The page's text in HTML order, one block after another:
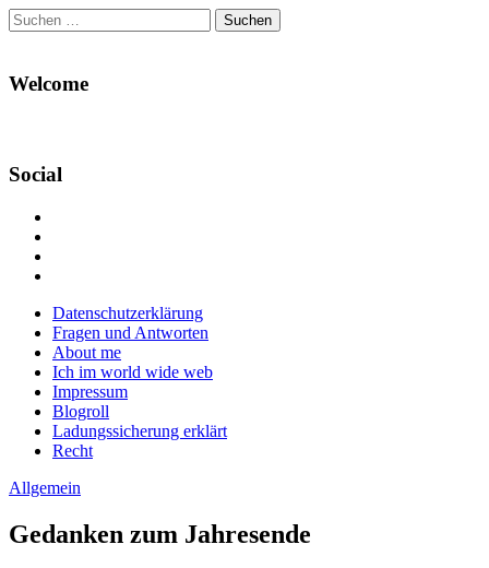
Suchen
nach:
Welcome
Social
Facebook
anzeigen
Twitter
anzeigen
auf
Instagram
anzeigen
Main
menu
Skip
content
Datenschutzerklärung
Fragen und Antworten
About me
Ich im world wide web
Impressum
Blogroll
Ladungssicherung erklärt
Recht
Allgemein
Gedanken zum Jahresende